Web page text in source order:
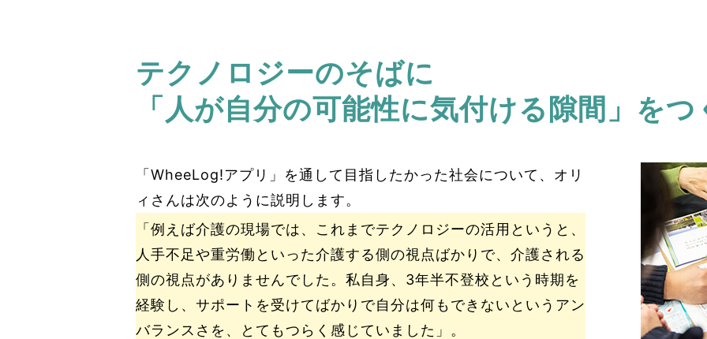
テクノロジーのそばに
「人が自分の可能性に気付ける隙間」をつ
「WheeLog!アプリ」を通して目指したかった社会について、オリ
ィさんは次のように説明します。
「例えば介護の現場では、これまでテクノロジーの活用というと、
人手不足や重労働といった介護する側の視点ばかりで、介護される
側の視点がありませんでした。私自身、3年半不登校という時期を
経験し、サポートを受けてばかりで自分は何もできないというアン
バランスさを、とてもつらく感じていました」。